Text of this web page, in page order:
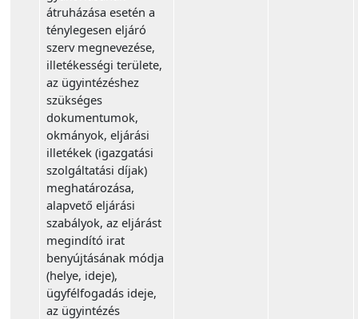
átruházása esetén a
ténylegesen eljáró
szerv megnevezése,
illetékességi területe,
az ügyintézéshez
szükséges
dokumentumok,
okmányok, eljárási
illetékek (igazgatási
szolgáltatási díjak)
meghatározása,
alapvető eljárási
szabályok, az eljárást
megindító irat
benyújtásának módja
(helye, ideje),
ügyfélfogadás ideje,
az ügyintézés